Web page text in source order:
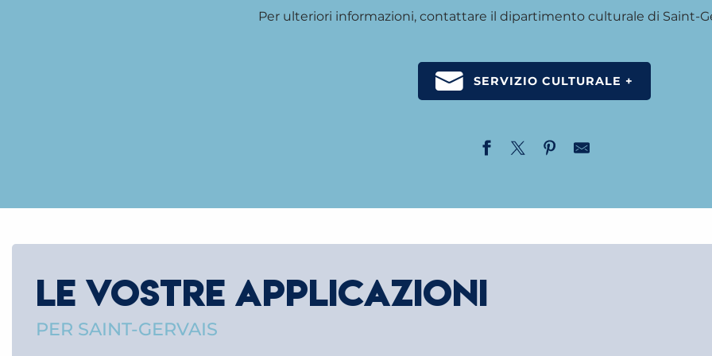
Per ulteriori informazioni, contattare il dipartimento culturale di Saint-
SERVIZIO CULTURALE +
LE VOSTRE APPLICAZIONI
PER SAINT-GERVAIS